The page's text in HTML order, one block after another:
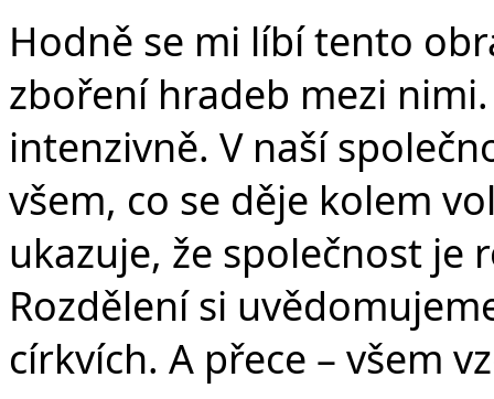
Hodně se mi líbí tento
zboření hradeb mezi
intenzivně. V naší
všem, co se děje kolem
ukazuje, že společnost je
Rozdělení si
církvích. A přece – všem